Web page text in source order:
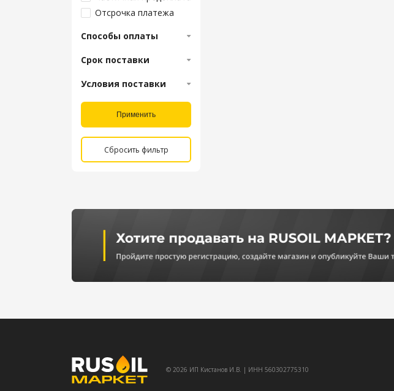
Отсрочка платежа
Способы оплаты
Срок поставки
Условия поставки
Применить
Сбросить фильтр
© 2026 ИП Кистанов И.В. | ИНН 560302775310